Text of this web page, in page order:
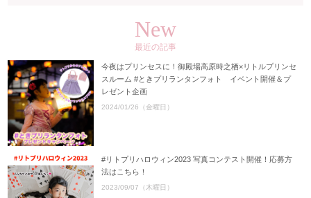
New
最近の記事
今夜はプリンセスに！御殿場高原時之栖×リトルプリンセ
スルーム #ときプリランタンフォト イベント開催＆プ
レゼント企画
2024/01/26（金曜日）
#リトプリハロウィン2023 写真コンテスト開催！応募方
法はこちら！
2023/09/07（木曜日）